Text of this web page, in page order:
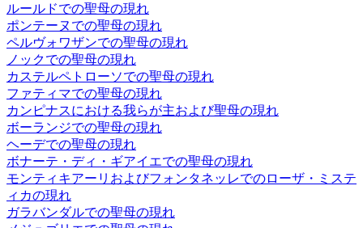
ルールドでの聖母の現れ
ポンテーヌでの聖母の現れ
ペルヴォワザンでの聖母の現れ
ノックでの聖母の現れ
カステルペトローソでの聖母の現れ
ファティマでの聖母の現れ
カンピナスにおける我らが主および聖母の現れ
ボーランジでの聖母の現れ
ヘーデでの聖母の現れ
ボナーテ・ディ・ギアイエでの聖母の現れ
モンティキアーリおよびフォンタネッレでのローザ・ミステ
ィカの現れ
ガラバンダルでの聖母の現れ